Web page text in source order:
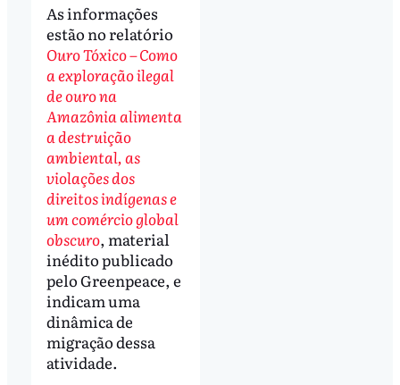
As informações
estão no relatório
Ouro Tóxico – Como
a exploração ilegal
de ouro na
Amazônia alimenta
a destruição
ambiental, as
violações dos
direitos indígenas e
um comércio global
obscuro, material
inédito publicado
pelo Greenpeace, e
indicam uma
dinâmica de
migração dessa
atividade.